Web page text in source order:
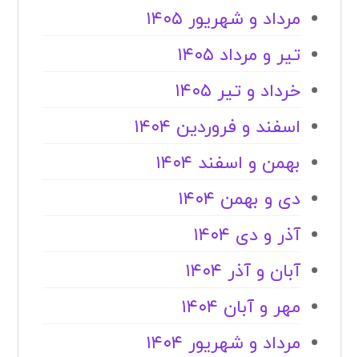
مرداد و شهریور ۱۴۰۵
تیر و مرداد ۱۴۰۵
خرداد و تیر ۱۴۰۵
اسفند و فروردین ۱۴۰۴
بهمن و اسفند ۱۴۰۴
دی و بهمن ۱۴۰۴
آذر و دی ۱۴۰۴
آبان و آذر ۱۴۰۴
مهر و آبان ۱۴۰۴
مرداد و شهریور ۱۴۰۴